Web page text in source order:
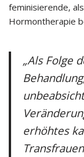
feminisierende,
Hormontherapie
„Als Folge
erhöhtes